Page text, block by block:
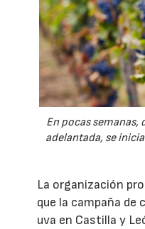
En pocas semanas,
adelantada, se
La organización
que la campaña de
uva en Castilla y